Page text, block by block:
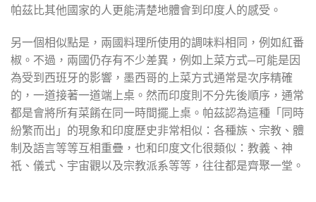
帕茲比其他國家的人更能清楚地體會到印度人的感受。
另一個相似點是，兩國料理所使用的調味料相同，例如紅番
椒。不過，兩國仍存有不少差異，例如上菜方式─可能是因
為受到西班牙的影響，墨西哥的上菜方式通常是次序精確
的，一道接著一道端上桌。然而印度則不分先後順序，通常
都是會將所有菜餚在同一時間擺上桌。帕茲認為這種「同時
紛繁而出」的現象和印度歷史非常相似：各種族、宗教、體
制及語言等等互相重疊，也和印度文化很類似：教義、神
祇、儀式、宇宙觀以及宗教派系等等，往往都是齊聚一堂。